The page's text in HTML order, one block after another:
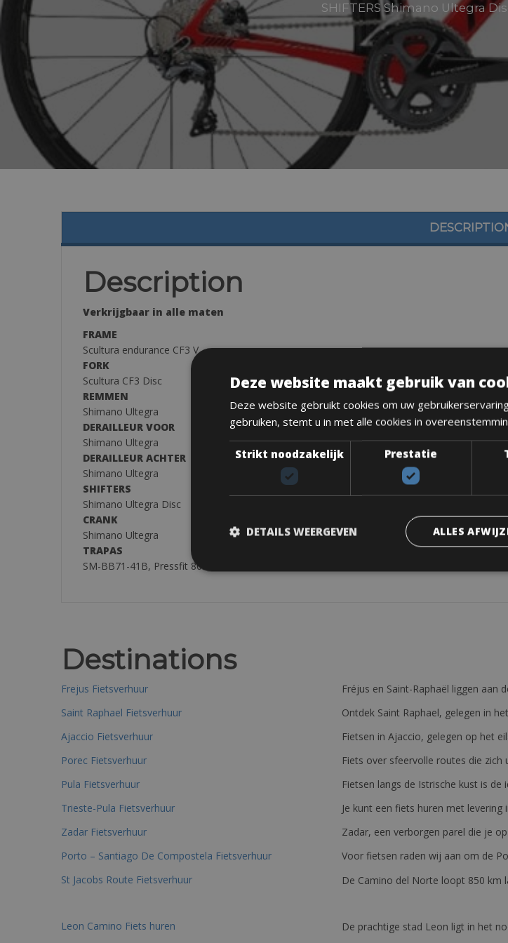
SHIFTERS Shimano Ultegra
Description
Verkrijgbaar in alle maten
FRAME
Scultura endurance CF3 V
FORK
Scultura CF3 Disc
REMMEN
Shimano Ultegra
DERAILLEUR VOOR
Shimano Ultegra
DERAILLEUR ACHTER
Shimano Ultegra
SHIFTERS
Shimano Ultegra Disc
CRANK
Shimano Ultegra
TRAPAS
SM-BB71-41B, Pressfit 86.5
Destinations
Frejus Fietsverhuur
Fréjus en Saint-Raphaël liggen aan
Saint Raphael Fietsverhuur
Ontdek Saint Raphael, gelegen in
Ajaccio Fietsverhuur
Fietsen in Ajaccio, gelegen op het
Porec Fietsverhuur
Fiets over sfeervolle routes die
Pula Fietsverhuur
Fietsen langs de Istrische kust is
Trieste-Pula Fietsverhuur
Je kunt een fiets huren met
Zadar Fietsverhuur
Zadar, een verborgen parel die je
Porto – Santiago De Compostela Fietsverhuur
Voor fietsen raden wij aan om de
St Jacobs Route Fietsverhuur
De Camino del Norte loopt 850 km
Leon Camino Fiets huren De prachtige stad Leon ligt in het
Deze website maakt gebruik van
Deze website gebruikt cookies om uw
gebruiken, stemt u in met alle cookies in
Strikt noodzakelijk Prestatie
ALLES
DETAILS WEERGEVEN